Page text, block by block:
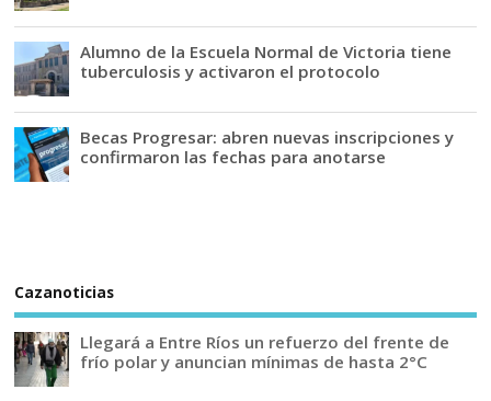
Alumno de la Escuela Normal de Victoria tiene
tuberculosis y activaron el protocolo
Becas Progresar: abren nuevas inscripciones y
confirmaron las fechas para anotarse
Cazanoticias
Llegará a Entre Ríos un refuerzo del frente de
frío polar y anuncian mínimas de hasta 2°C